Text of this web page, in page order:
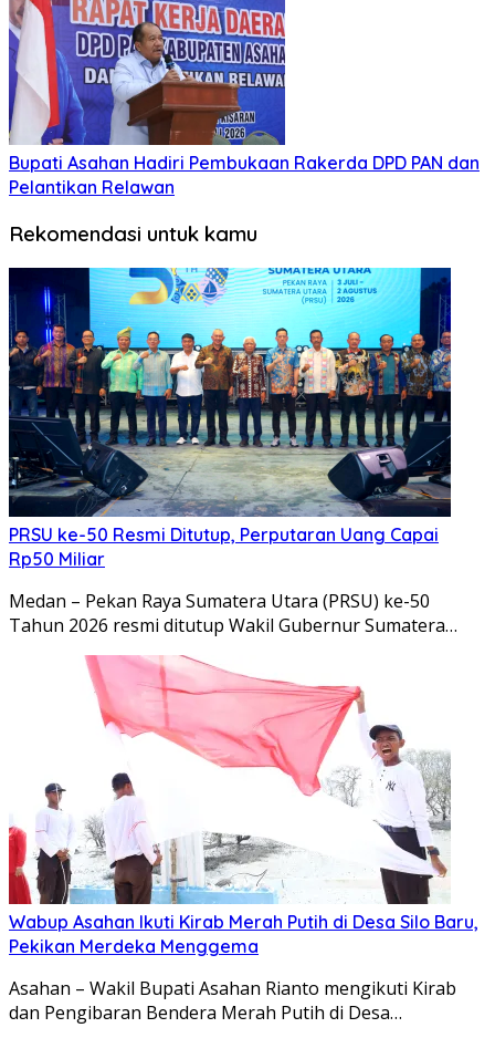
Bupati Asahan Hadiri Pembukaan Rakerda DPD PAN dan
Pelantikan Relawan
Rekomendasi untuk kamu
PRSU ke-50 Resmi Ditutup, Perputaran Uang Capai
Rp50 Miliar
Medan – Pekan Raya Sumatera Utara (PRSU) ke-50
Tahun 2026 resmi ditutup Wakil Gubernur Sumatera…
Wabup Asahan Ikuti Kirab Merah Putih di Desa Silo Baru,
Pekikan Merdeka Menggema
Asahan – Wakil Bupati Asahan Rianto mengikuti Kirab
dan Pengibaran Bendera Merah Putih di Desa…